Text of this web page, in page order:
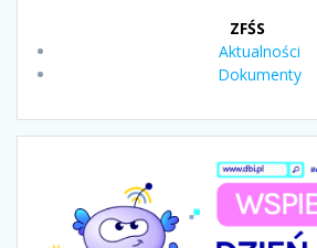
ZFŚS
Aktualności
Dokumenty